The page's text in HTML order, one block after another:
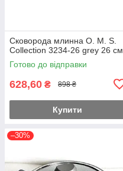
Сковорода млинна O. M. S.
Collection 3234-26 grey 26 см
Готово до відправки
628,60 ₴ 898 ₴
Купити
–30%